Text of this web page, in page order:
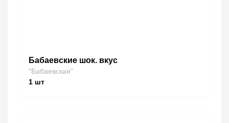
Бабаевские шок. вкус
"Бабаевская"
1 шт